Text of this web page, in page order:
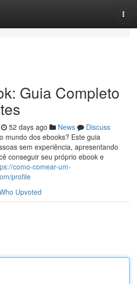
Guia Completo
52 days ago News
Discuss
mundo dos ebooks? Este guia
sem experiência, apresentando
conseguir seu próprio ebook e
como-comear-um-
profile
Upvoted